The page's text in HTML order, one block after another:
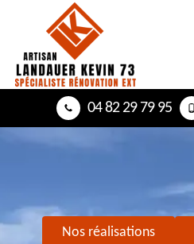
04 82 29 79 95
Nos réalisations